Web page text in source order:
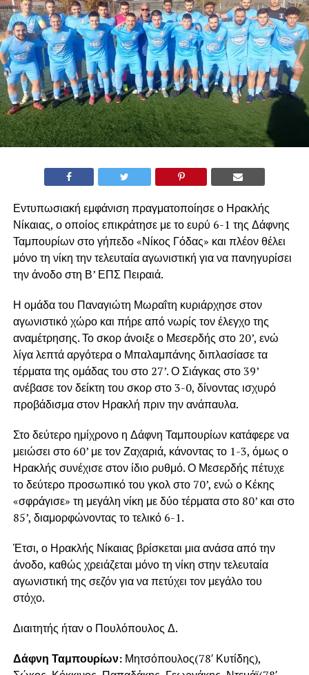
Εντυπωσιακή εμφάνιση πραγματοποίησε ο Ηρακλής
Νίκαιας, ο οποίος επικράτησε με το ευρύ 6-1 της Δάφνης
Ταμπουρίων στο γήπεδο «Νίκος Γόδας» και πλέον θέλει
μόνο τη νίκη την τελευταία αγωνιστική για να πανηγυρίσει
την άνοδο στη Β’ ΕΠΣ Πειραιά.
Η ομάδα του Παναγιώτη Μωραΐτη κυριάρχησε στον
αγωνιστικό χώρο και πήρε από νωρίς τον έλεγχο της
αναμέτρησης. Το σκορ άνοιξε ο Μεσερδής στο 20’, ενώ
λίγα λεπτά αργότερα ο Μπαλαμπάνης διπλασίασε τα
τέρματα της ομάδας του στο 27’. Ο Σιάγκας στο 39’
ανέβασε τον δείκτη του σκορ στο 3-0, δίνοντας ισχυρό
προβάδισμα στον Ηρακλή πριν την ανάπαυλα.
Στο δεύτερο ημίχρονο η Δάφνη Ταμπουρίων κατάφερε να
μειώσει στο 60’ με τον Ζαχαριά, κάνοντας το 1-3, όμως ο
Ηρακλής συνέχισε στον ίδιο ρυθμό. Ο Μεσερδής πέτυχε
το δεύτερο προσωπικό του γκολ στο 70’, ενώ ο Κέκης
«σφράγισε» τη μεγάλη νίκη με δύο τέρματα στο 80’ και στο
85’, διαμορφώνοντας το τελικό 6-1.
Έτσι, ο Ηρακλής Νίκαιας βρίσκεται μια ανάσα από την
άνοδο, καθώς χρειάζεται μόνο τη νίκη στην τελευταία
αγωνιστική της σεζόν για να πετύχει τον μεγάλο του
στόχο.
Διαιτητής ήταν ο Πουλόπουλος Δ.
Δάφνη Ταμπουρίων:Μητσόπουλος(78′ Κυτίδης),